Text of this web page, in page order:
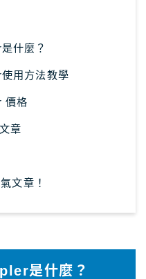
什麼？
用方法教學
價格
章
文章！
是什麼？